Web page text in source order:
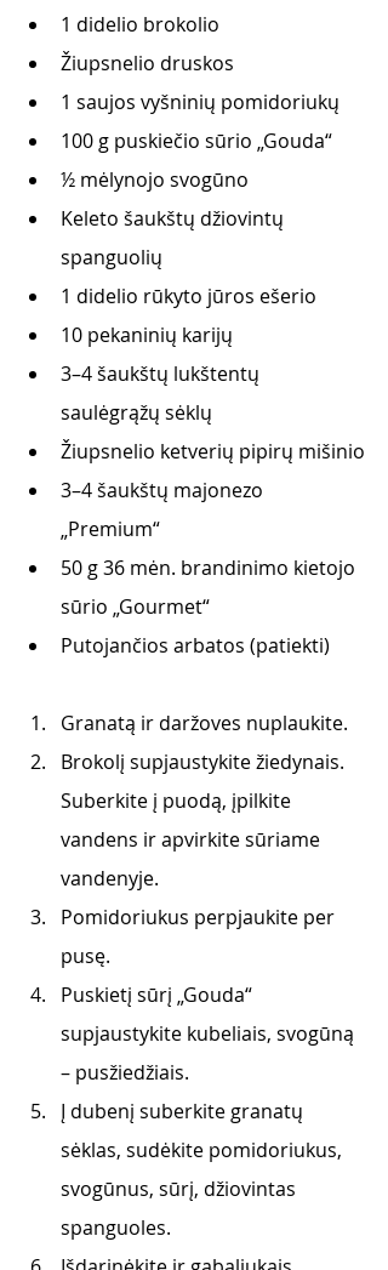
1 didelio brokolio
Žiupsnelio druskos
1 saujos vyšninių pomidoriukų
100 g puskiečio sūrio „Gouda“
½ mėlynojo svogūno
Keleto šaukštų džiovintų
spanguolių
1 didelio rūkyto jūros ešerio
10 pekaninių karijų
3–4 šaukštų lukštentų
saulėgrąžų sėklų
Žiupsnelio ketverių pipirų mišinio
3–4 šaukštų majonezo
„Premium“
50 g 36 mėn. brandinimo kietojo
sūrio „Gourmet“
Putojančios arbatos (patiekti)
Granatą ir daržoves nuplaukite.
Brokolį supjaustykite žiedynais.
Suberkite į puodą, įpilkite
vandens ir apvirkite sūriame
vandenyje.
Pomidoriukus perpjaukite per
pusę.
Puskietį sūrį „Gouda“
supjaustykite kubeliais, svogūną
– pusžiedžiais.
Į dubenį suberkite granatų
sėklas, sudėkite pomidoriukus,
svogūnus, sūrį, džiovintas
spanguoles.